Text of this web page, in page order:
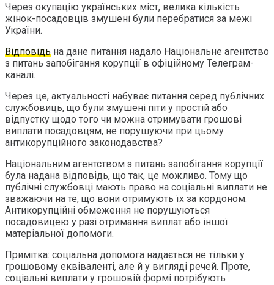
Через окупацію українських міст, велика кількість
жінок-посадовців змушені були перебратися за межі
України.
Відповідь на дане питання надало Національне агентство
з питань запобігання корупції в офіційному Телеграм-
каналі.
Через це, актуальності набуває питання серед публічних
службовиць, що були змушені піти у простій або
відпустку щодо того чи можна отримувати грошові
виплати посадовцям, не порушуючи при цьому
антикорупційного законодавства?
Національним агентством з питань запобігання корупції
була надана відповідь, що так, це можливо. Тому що
публічні службовці мають право на соціальні виплати не
зважаючи на те, що вони отримують їх за кордоном.
Антикорупційні обмеження не порушуються
посадовицею у разі отримання виплат або іншої
матеріальної допомоги.
Примітка: соціальна допомога надається не тільки у
грошовому еквіваленті, але й у вигляді речей. Проте,
соціальні виплати у грошовій формі потрібують